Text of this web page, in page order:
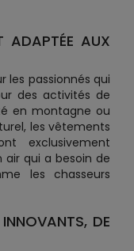
ADAPTÉE AUX
les passionnés qui
des activités de
en montagne ou
les vêtements
exclusivement
qui a besoin de
les chasseurs
DE